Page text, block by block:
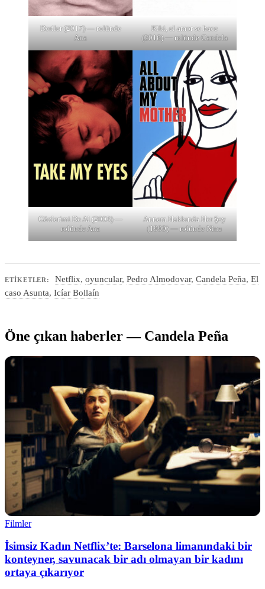
Deriler (2017) — rolünde
Ana
Kiki, el amor se hace
(2016) — rolünde Candela
Gözlerimi De Al (2003) —
rolünde Ana
Annem Hakkında Her Şey
(1999) — rolünde Nina
ETIKETLER: Netflix, oyuncular, Pedro Almodovar, Candela Peña, El
caso Asunta, Icíar Bollaín
Öne çıkan haberler — Candela Peña
Filmler
İsimsiz Kadın Netflix’te: Barselona limanındaki bir
konteyner, savunacak bir adı olmayan bir kadını
ortaya çıkarıyor